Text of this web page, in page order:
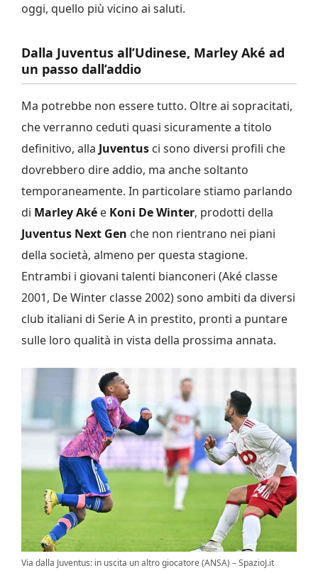
oggi, quello più vicino ai saluti.
Dalla Juventus all’Udinese, Marley Aké ad
un passo dall’addio
Ma potrebbe non essere tutto. Oltre ai sopracitati,
che verranno ceduti quasi sicuramente a titolo
definitivo, alla Juventus ci sono diversi profili che
dovrebbero dire addio, ma anche soltanto
temporaneamente. In particolare stiamo parlando
di MarleyAké e Koni De Winter, prodotti della
Juventus Next Gen che non rientrano nei piani
della società, almeno per questa stagione.
Entrambi i giovani talenti bianconeri (Aké classe
2001, De Winter classe 2002) sono ambiti da diversi
club italiani di Serie A in prestito, pronti a puntare
sulle loro qualità in vista della prossima annata.
Via dalla Juventus: in uscita un altro giocatore (ANSA) – SpazioJ.it